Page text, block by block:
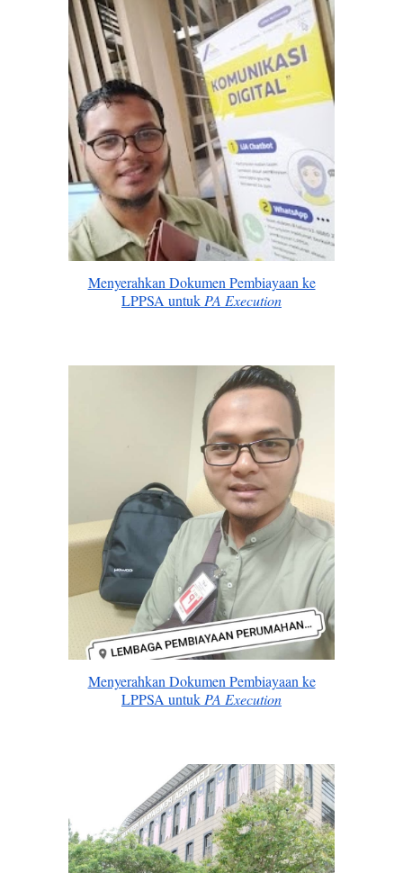
Menyerahkan Dokumen Pembiayaan ke
LPPSA untukPA Execution
Menyerahkan Dokumen Pembiayaan ke
LPPSA untuk PA Execution